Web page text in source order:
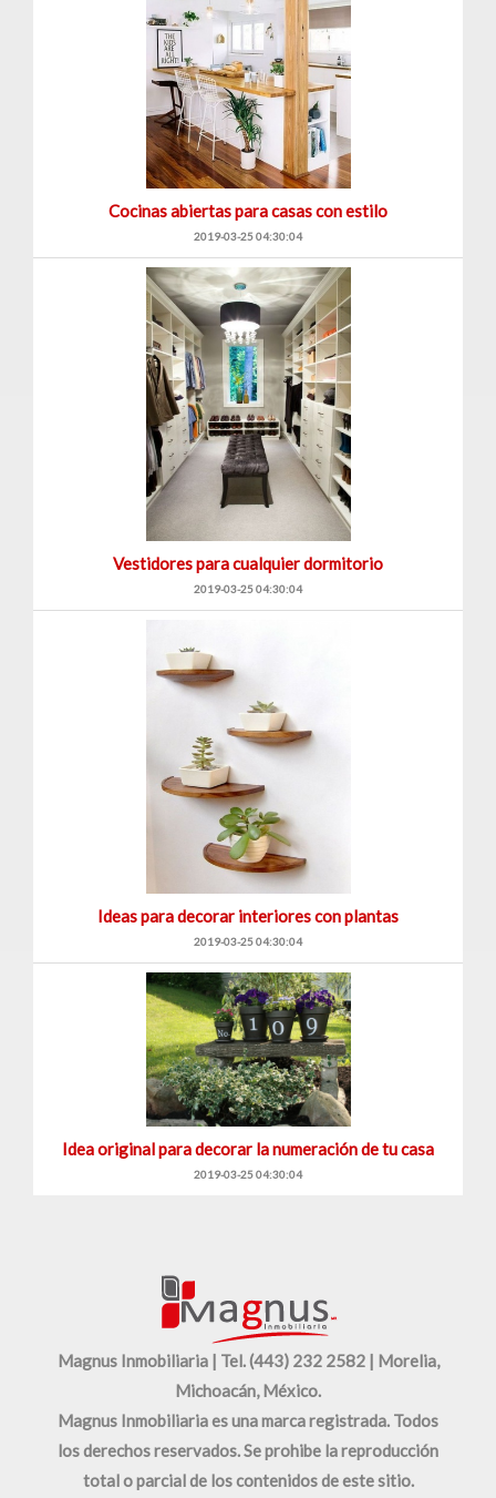
Cocinas abiertas para casas con estilo
2019-03-25 04:30:04
Vestidores para cualquier dormitorio
2019-03-25 04:30:04
Ideas para decorar interiores con plantas
2019-03-25 04:30:04
Idea original para decorar la numeración de tu casa
2019-03-25 04:30:04
Magnus Inmobiliaria | Tel. (443) 232 2582 | Morelia,
Michoacán, México.
Magnus Inmobiliaria es una marca registrada. Todos
los derechos reservados. Se prohibe la reproducción
total o parcial de los contenidos de este sitio.